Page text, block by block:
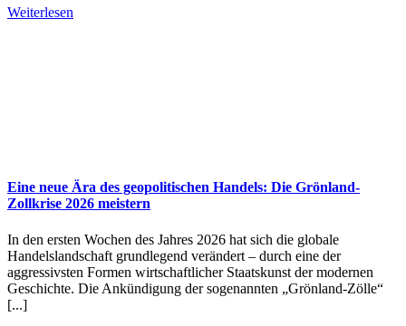
Weiterlesen
Eine neue Ära des geopolitischen Handels: Die Grönland-
Zollkrise 2026 meistern
In den ersten Wochen des Jahres 2026 hat sich die globale
Handelslandschaft grundlegend verändert – durch eine der
aggressivsten Formen wirtschaftlicher Staatskunst der modernen
Geschichte. Die Ankündigung der sogenannten „Grönland-Zölle“
[...]